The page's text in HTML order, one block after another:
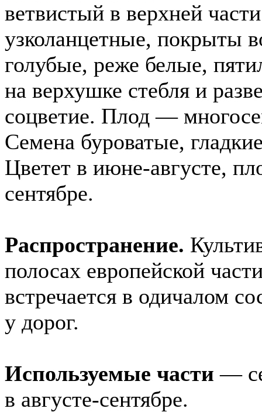
ветвистый в верхней
узколанцетные, покрыты
голубые, реже белые,
на верхушке стебля и
соцветие. Плод —
Семена буроватые,
Цветет в июне-августе,
сентябре.
Распространение.
полосах европейской
встречается в одичалом
у дорог.
Используемые части —
в августе-сентябре.